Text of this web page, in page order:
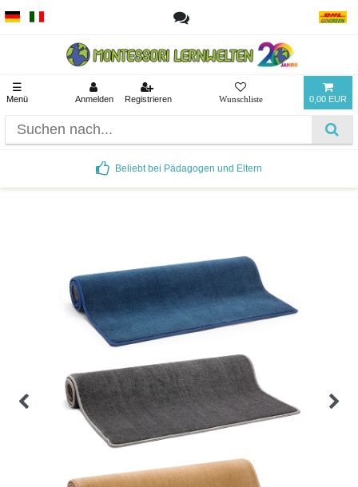
☰
Menü Anmelden Registrieren 0,00 EUR
Beliebt bei Pädagogen und Eltern